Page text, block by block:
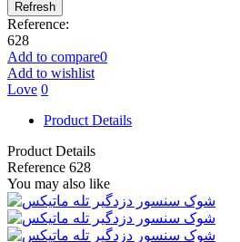
Reference:
628
Add to compare0
Add to wishlist
Love 0
Product Details
Product Details
Reference 628
You may also like